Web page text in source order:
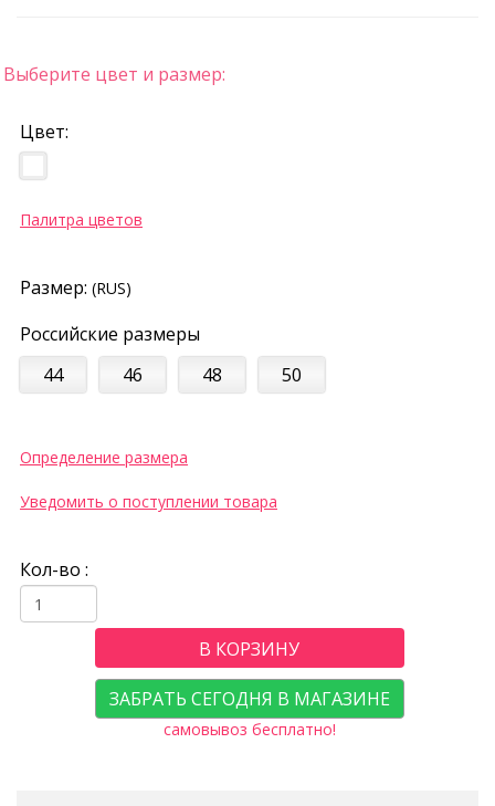
Выберите цвет и размер:
Цвет:
Палитра цветов
Размер: (RUS)
Российские размеры
44
46 48 50
Определение размера
Уведомить о поступлении товара
Кол-во :
В КОРЗИНУ
ЗАБРАТЬ СЕГОДНЯ В МАГАЗИНЕ
самовывоз бесплатно!